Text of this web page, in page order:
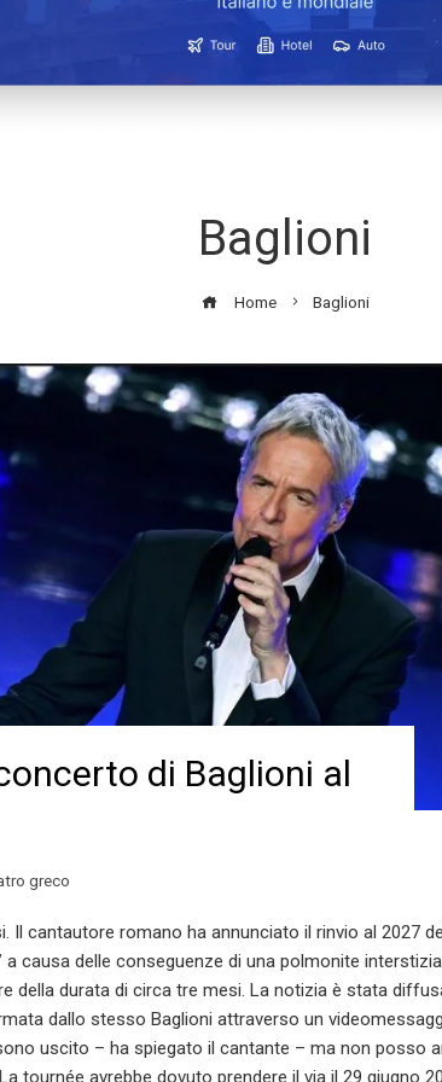
Baglioni
Home Baglioni
di Baglioni al
greco
Il cantautore romano ha annunciato il rinvio al 2027
a causa delle conseguenze di una polmonite
della durata di circa tre mesi. La notizia è stata
dallo stesso Baglioni attraverso un
uscito – ha spiegato il cantante – ma non posso
tournée avrebbe dovuto prendere il via il 29 giugno